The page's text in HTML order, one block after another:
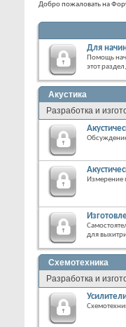
Добро пожаловать на
Для
Помощь
этот
Акустика
Разработка и
Измерение
для
Схемотехника
Разработка и